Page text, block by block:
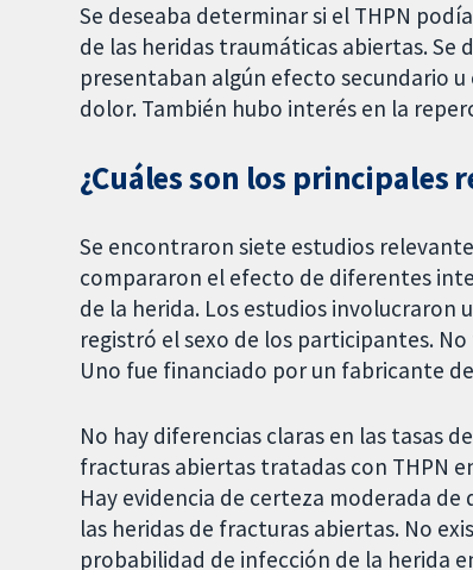
Se deseaba determinar si el THPN
de las heridas traumáticas abiertas. Se
presentaban algún efecto secundario
dolor. También hubo interés en la
¿Cuáles son los principales
Se encontraron siete estudios
compararon el efecto de diferentes
de la herida. Los estudios involucraron
registró el sexo de los participantes.
Uno fue financiado por un fabricante
No hay diferencias claras en las tasas
fracturas abiertas tratadas con THPN
Hay evidencia de certeza moderada
las heridas de fracturas abiertas. No
probabilidad de infección de la herida